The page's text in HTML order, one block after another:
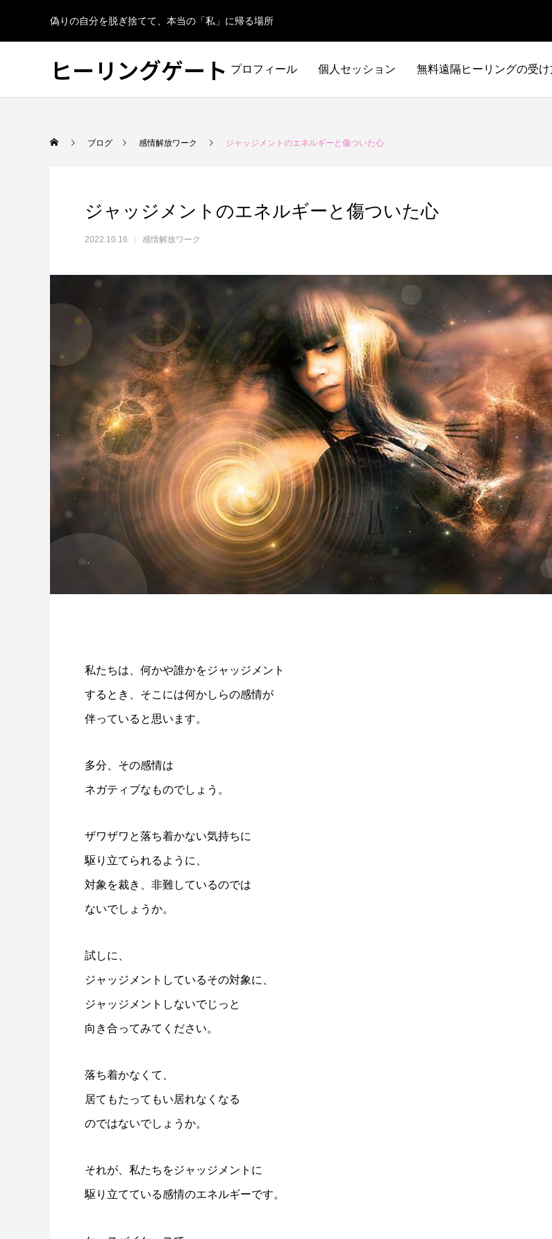
偽りの自分を脱ぎ捨てて、本当の「私」に帰る場所
ヒーリングゲート プロフィール 個人セッション 無料遠隔ヒーリングの受け
ブログ 感情解放ワーク ジャッジメントのエネルギーと傷ついた心
ジャッジメントのエネルギーと傷ついた心
2022.10.16 感情解放ワーク
私たちは、何かや誰かをジャッジメント
するとき、そこには何かしらの感情が
伴っていると思います。
多分、その感情は
ネガティブなものでしょう。
ザワザワと落ち着かない気持ちに
駆り立てられるように、
対象を裁き、非難しているのでは
ないでしょうか。
試しに、
ジャッジメントしているその対象に、
ジャッジメントしないでじっと
向き合ってみてください。
落ち着かなくて、
居てもたってもい居れなくなる
のではないでしょうか。
それが、私たちをジャッジメントに
駆り立てている感情のエネルギーです。